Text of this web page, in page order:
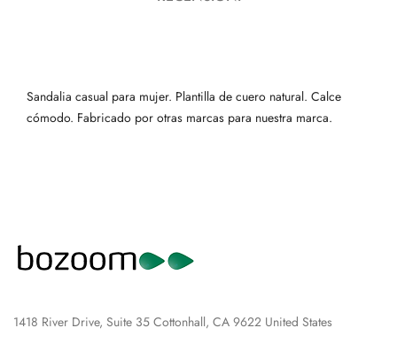
Sandalia casual para mujer. Plantilla de cuero natural. Calce
cómodo. Fabricado por otras marcas para nuestra marca.
1418 River Drive, Suite 35 Cottonhall, CA 9622 United States